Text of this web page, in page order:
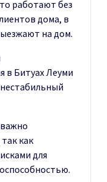
работают без
дома, в
на дом.
в Битуах Леуми
как
для